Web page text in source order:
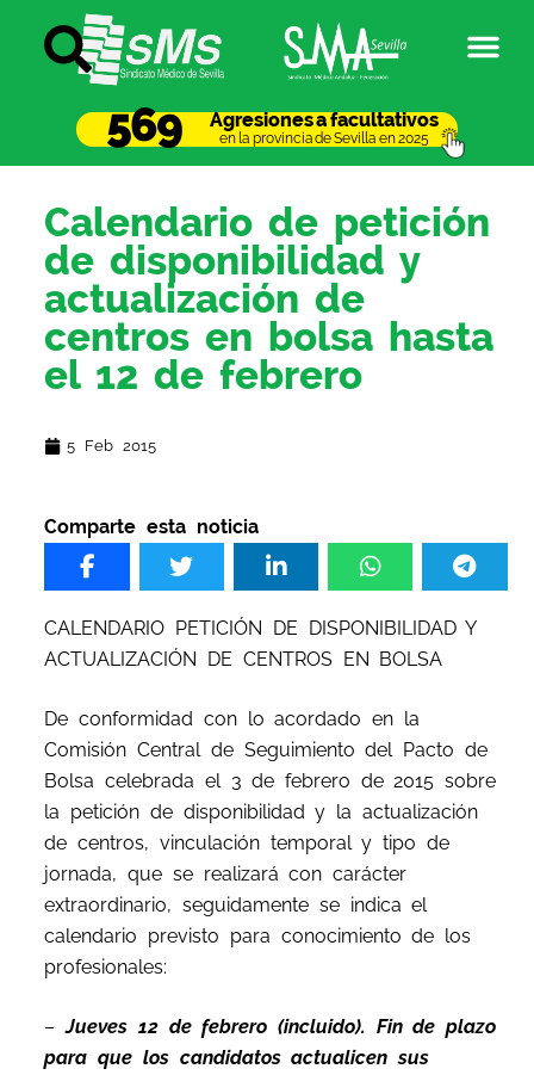
Agresiones a facultativos
en la provincia de Sevilla en 2025
569
Calendario de petición
de disponibilidad y
actualización de
centros en bolsa hasta
el 12 de febrero
5 Feb 2015
Comparte esta noticia
CALENDARIO PETICIÓN DE DISPONIBILIDAD Y
ACTUALIZACIÓN DE CENTROS EN BOLSA
De conformidad con lo acordado en la
Comisión Central de Seguimiento del Pacto de
Bolsa celebrada el 3 de febrero de 2015 sobre
la petición de disponibilidad y la actualización
de centros, vinculación temporal y tipo de
jornada, que se realizará con carácter
extraordinario, seguidamente se indica el
calendario previsto para conocimiento de los
profesionales:
– Jueves 12 de febrero (incluido). Fin de plazo
para que los candidatos actualicen sus